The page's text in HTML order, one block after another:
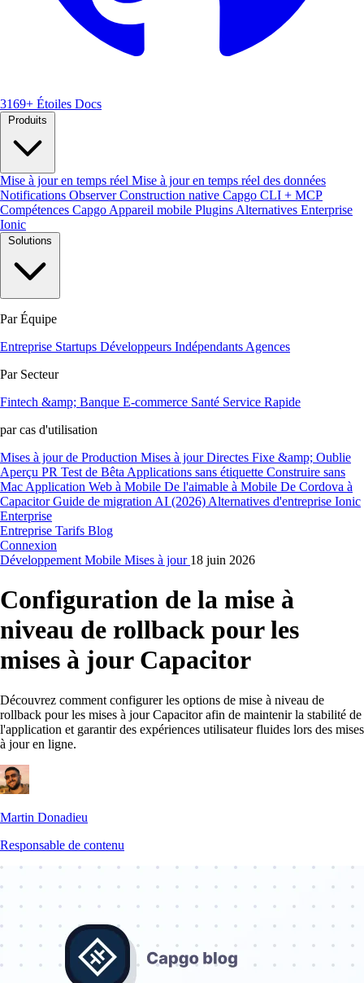
3169+ Étoiles Docs
Produits
Mise à jour en temps réel Mise à jour en temps réel des données
Notifications ObserverConstruction native Capgo CLI + MCP
Compétences Capgo Appareil mobile Plugins Alternatives Enterprise
Ionic
Solutions
Par Équipe
Entreprise Startups Développeurs Indépendants Agences
Par Secteur
Fintech &amp; Banque E-commerce Santé Service Rapide
par cas d'utilisation
Mises à jour de Production Mises à jour Directes Fixe &amp; Oublie
Aperçu PR Test de Bêta Applications sans étiquette Construire sans
Mac Application Web à Mobile De l'aimable à Mobile De Cordova à
CapacitorGuide de migration AI (2026) Alternatives d'entreprise Ionic
Enterprise
Entreprise Tarifs Blog
Connexion
Développement Mobile Mises à jour 18 juin 2026
Configuration de la mise à
niveau de rollback pour les
mises à jour Capacitor
Découvrez comment configurer les options de mise à niveau de
rollback pour les mises à jour Capacitor afin de maintenir la stabilité de
l'application et garantir des expériences utilisateur fluides lors des mises
à jour en ligne.
Martin Donadieu
Responsable de contenu